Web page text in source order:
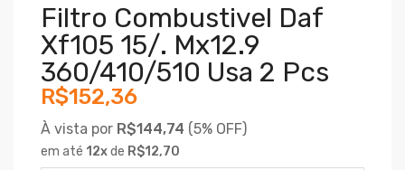
Filtro Combustivel Daf
Xf105 15/. Mx12.9
360/410/510 Usa 2 Pcs
R$152,36
À vista por R$144,74 (5% OFF)
em até 12xde R$12,70